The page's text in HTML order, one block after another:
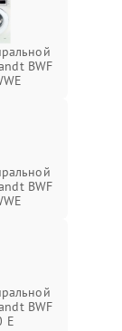
BWF
BWF
BWF
E